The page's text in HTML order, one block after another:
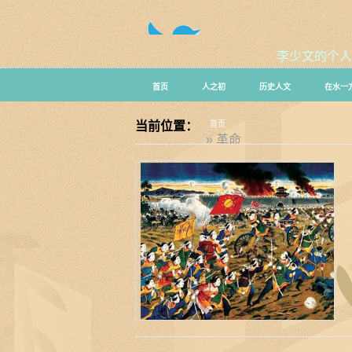
李少文的个
首页 人之初 历史人文 在水一
当前位置： 首页
» 革命